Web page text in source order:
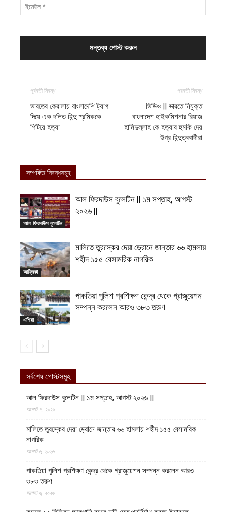
পূর্ববর্তী নিবন্ধ
ভারতের কেরালায় বাংলাদেশি ট্যাগ
দিয়ে এক দলিত হিন্দু শ্রমিককে
পিটিয়ে হত্যা
পরবর্তী নিবন্ধ
ভিডিও || ভারতে নিযুক্ত
বাংলাদেশ হাইকমিশনার রিয়াজ
হামিদুল্লাহ কে হত্যার হুমকি দেয়
উগ্র হিন্দুত্ববাদীরা
সম্পর্কিত নিবন্ধসমূহ
আল-ফিরদাউস বুলেটিন
আল ফিরদাউস বুলেটিন || ১ম সপ্তাহ, আগস্ট
২০২৬ ||
আফ্রিকা
মালিতে তুরস্কের দেয়া ড্রোনে জান্তার ৬৬ হামলায়
শহীদ ১৫৫ বেসামরিক নাগরিক
এশিয়া
পাকতিয়া পুলিশ প্রশিক্ষণ কেন্দ্র থেকে গ্রাজুয়েশন
সম্পন্ন করলেন আরও ৩৮৩ তরুণ
সর্বশেষ পোস্টসমূহ
আল ফিরদাউস বুলেটিন || ১ম সপ্তাহ, আগস্ট ২০২৬ ||
আগস্ট ৭, ২০২৬
মালিতে তুরস্কের দেয়া ড্রোনে জান্তার ৬৬ হামলায় শহীদ ১৫৫ বেসামরিক
নাগরিক
আগস্ট ৬, ২০২৬
পাকতিয়া পুলিশ প্রশিক্ষণ কেন্দ্র থেকে গ্রাজুয়েশন সম্পন্ন করলেন আরও
৩৮৩ তরুণ
আগস্ট ৬, ২০২৬